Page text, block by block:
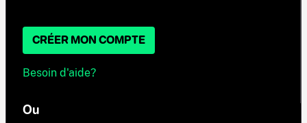
CRÉER MON COMPTE
Besoin d'aide?
Ou